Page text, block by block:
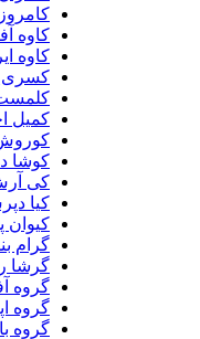
کامروز فتحی
کاوه آفاق
کاوه ایرانی
کسری
کلمست
کمیل احتشام
کوروش
کوشا دهقان
کی آرش
کیا دپرس
کیوان پویا
گرام بند
گرشا رضایی
گروه آفتاب
گروه
گروه باتری